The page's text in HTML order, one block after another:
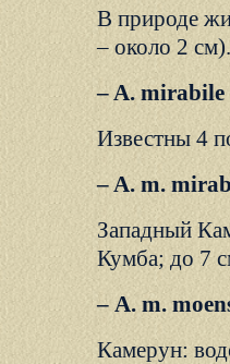
В природе
– около 2
– A.
Известны 4
– A. m.
Западный
Кумба; до 7
– А. m.
Камерун: